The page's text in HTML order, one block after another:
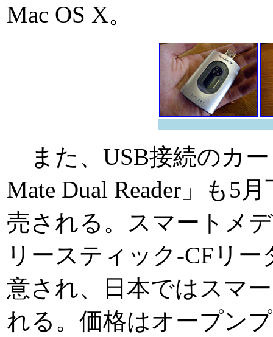
Mac OS X。
また、USB接続のカー
Mate Dual Reader」も5
売される。スマートメ
リースティック-CFリ
意され、日本ではスマ
れる。価格はオープン